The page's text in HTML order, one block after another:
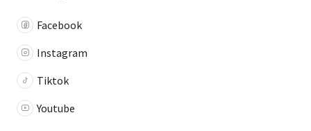
Facebook
Instagram
Tiktok
Youtube